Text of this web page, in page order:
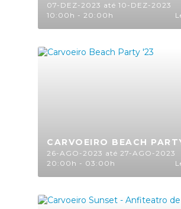
07-DEZ-2023 até 10-DEZ-2023
10:00h - 20:00h
CARVOEIRO BEACH
26-AGO-2023 até 27-AGO-2023
20:00h - 03:00h